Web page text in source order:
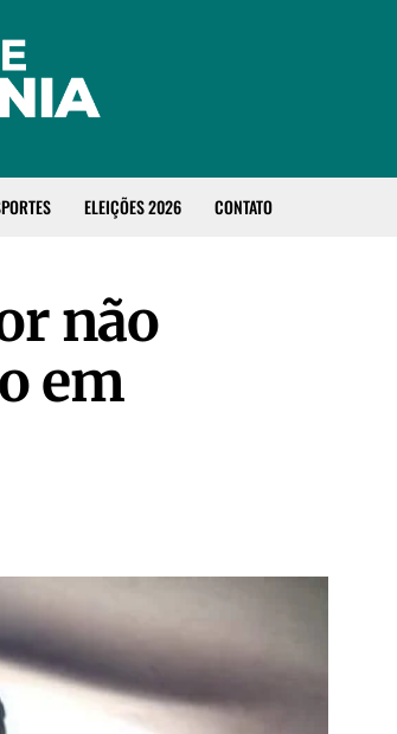
ELEIÇÕES 2026 CONTATO
não
em